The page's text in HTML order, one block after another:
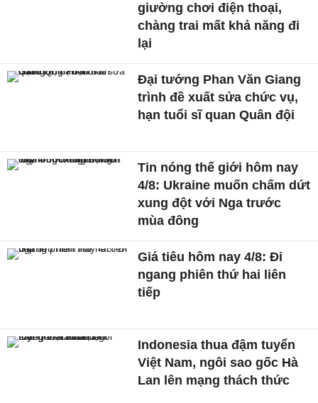
giường chơi điện thoại,
chàng trai mất khả năng đi
lại
Đại tướng Phan Văn Giang
trình đề xuất sửa chức vụ,
hạn tuổi sĩ quan Quân đội
Tin nóng thế giới hôm nay
4/8: Ukraine muốn chấm dứt
xung đột với Nga trước
mùa đông
Giá tiêu hôm nay 4/8: Đi
ngang phiên thứ hai liên
tiếp
Indonesia thua đậm tuyển
Việt Nam, ngôi sao gốc Hà
Lan lên mạng thách thức